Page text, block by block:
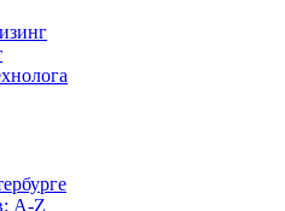
A-Z